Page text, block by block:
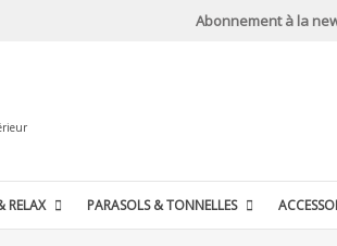
Abonnement à la
RELAX PARASOLS & TONNELLES